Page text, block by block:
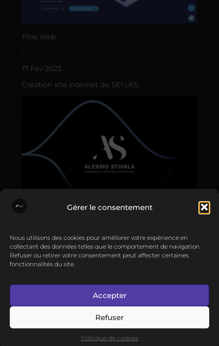
Gérer le consentement
Nous utilisons des cookies pour améliorer votre expérience en
collectant des données telles que le comportement de navigation.
Refuser ou retirer votre consentement peut affecter certaines
fonctionnalités du site.
Accepter
Refuser
Politique de cookies
Põle Web
•
17 Fév 2023
Création site Internet de SEI LKS.
•
19 Fév 2025
Actualités
Création site Internet àBordeaux Création site
Mérignac Création site Internet à